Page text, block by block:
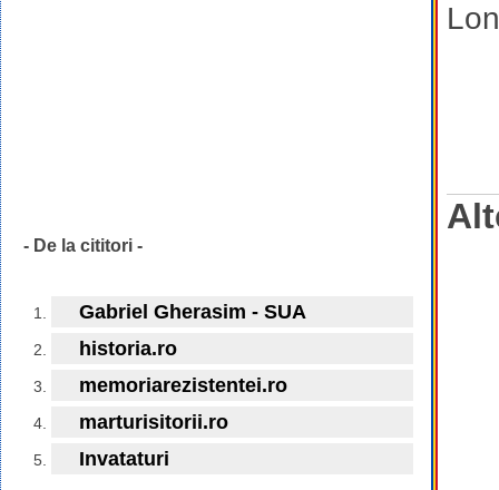
- De la cititori -
Gabriel Gherasim - SUA
historia.ro
memoriarezistentei.ro
marturisitorii.ro
Invataturi